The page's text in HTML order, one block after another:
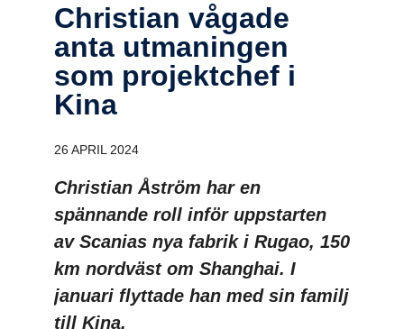
Christian vågade
anta utmaningen
som projekt­chef i
Kina
26 APRIL 2024
Christian Åström har en
spännande roll inför uppstarten
av Scanias nya fabrik i Rugao, 150
km nordväst om Shanghai. I
januari flyttade han med sin familj
till Kina.